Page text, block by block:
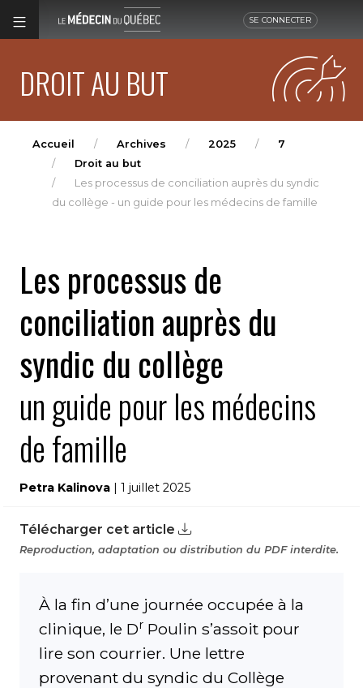
SE CONNECTER
DROIT AU BUT
Accueil Archives 2025
7
Droit au but
Les processus de conciliation auprès du syndic
du collège - un guide pour les médecins de famille
Les processus de
conciliation auprès du
syndic du collège
un guide pour les médecins
de famille
Petra Kalinova | 1 juillet 2025
Télécharger cet article
Reproduction, adaptation ou distribution du PDF interdite.
À la fin d’une journée occupée à la
clinique, le Dr Poulin s’assoit pour
lire son courrier. Une lettre
provenant du syndic du Collège